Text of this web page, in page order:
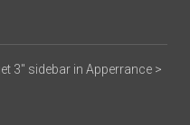
3" sidebar in Apperrance >